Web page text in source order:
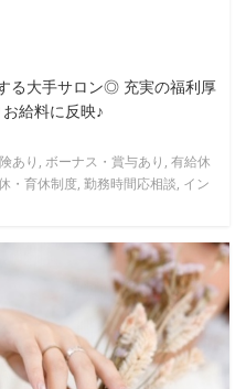
る大手サロン◎ 充実の福利厚
給料に反映♪
あり, ボーナス・賞与あり, 有給休
・育休制度, 勤務時間応相談, イン